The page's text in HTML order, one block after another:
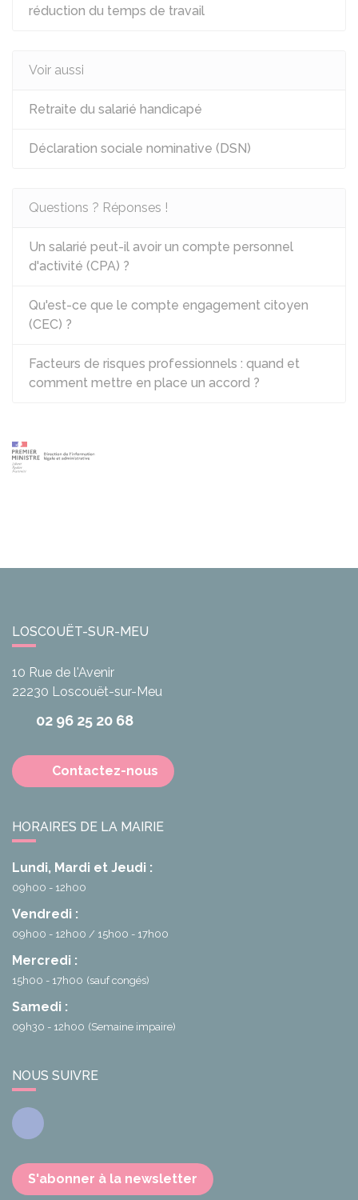
réduction du temps de travail
Voir aussi
Retraite du salarié handicapé
Déclaration sociale nominative (DSN)
Questions ? Réponses !
Un salarié peut-il avoir un compte personnel
d'activité (CPA) ?
Qu'est-ce que le compte engagement citoyen
(CEC) ?
Facteurs de risques professionnels : quand et
comment mettre en place un accord ?
LOSCOUËT-SUR-MEU
10 Rue de l'Avenir
22230 Loscouët-sur-Meu
02 96 25 20 68
Contactez-nous
HORAIRES DE LA MAIRIE
Lundi, Mardi et Jeudi :
09h00 - 12h00
Vendredi :
09h00 - 12h00 15h00 - 17h00
Mercredi :
15h00 - 17h00 (sauf congés)
Samedi :
09h30 - 12h00 (Semaine impaire)
NOUS SUIVRE
Facebook
S'abonner à la newsletter